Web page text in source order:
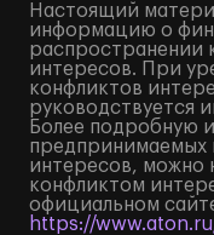
Настоящий
информацию о
распространении
интересов. При
конфликтов
руководствуется
Более подробную
предпринимаемых
интересов, можно
конфликтом
официальном
https://